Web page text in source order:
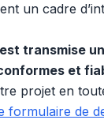
un cadre
transmise
et
projet en
formulaire de